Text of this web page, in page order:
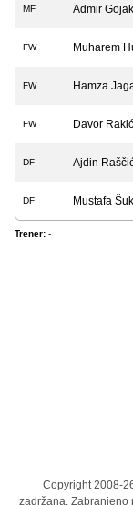
MF Admir Gojak
FW Muharem
FW Hamza
FW Davor Rakić
DF Ajdin
DF Mustafa
Trener: -
Copyright 2008-
zadržana. Zabranjeno